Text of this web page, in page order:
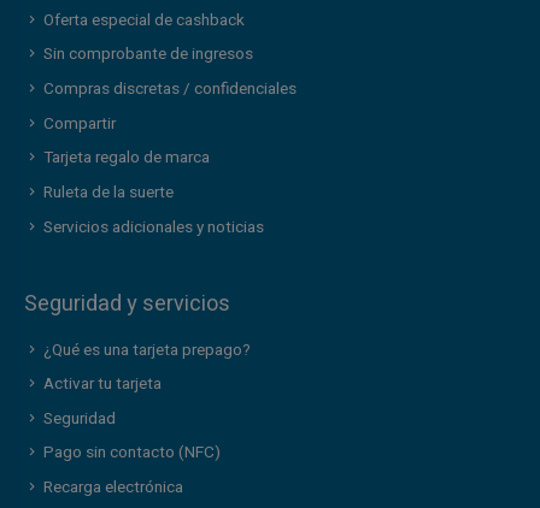
Oferta especial de cashback
Sin comprobante de ingresos
Compras discretas / confidenciales
Compartir
Tarjeta regalo de marca
Ruleta de la suerte
Servicios adicionales y noticias
Seguridad y servicios
¿Qué es una tarjeta prepago?
Activar tu tarjeta
Seguridad
Pago sin contacto (NFC)
Recarga electrónica